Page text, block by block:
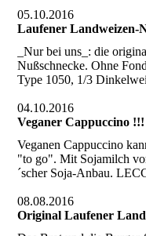
05.10.2016
Laufener Landweizen-
_Nur bei uns_: die
Nußschnecke. Ohne
Type 1050, 1/3
04.10.2016
Veganer Cappuccino !!!
Veganen Cappuccino
"to go". Mit Sojamilch
´scher Soja-Anbau.
08.08.2016
Original Laufener